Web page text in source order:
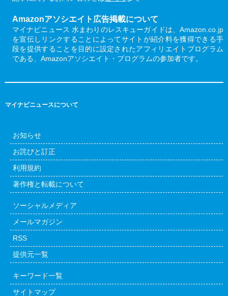
Amazonアソシエイト広告掲載について
マイナビニュース 水まわりのレスキューガイドは、Amazon.co.jp
を宣伝しリンクすることによってサイトが紹介料を獲得できる手
段を提供することを目的に設定されたアフィリエイトプログラム
である、Amazonアソシエイト・プログラムの参加者です。
マイナビニュースについて
お知らせ
お詫びと訂正
利用規約
著作権と転載について
ソーシャルメディア
メールマガジン
RSS
提供元一覧
キーワード一覧
サイトマップ